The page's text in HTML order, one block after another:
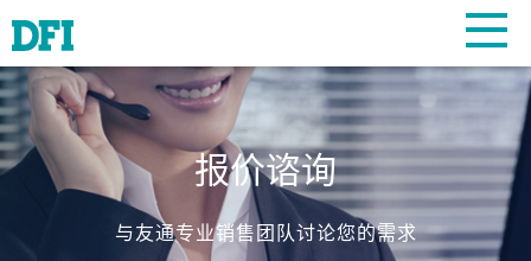
报价谘询
与友通专业销售团队讨论您的需求